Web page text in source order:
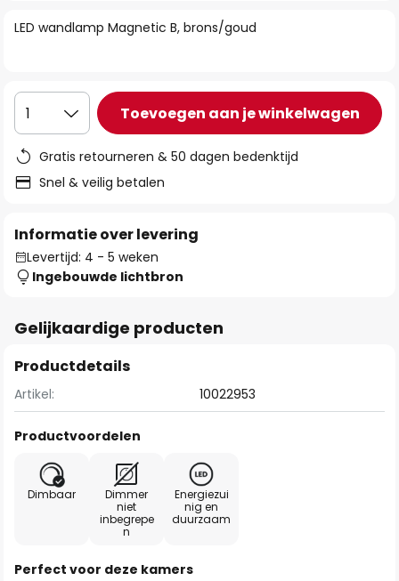
van
gallerij
LED wandlamp Magnetic B, brons/goud
1 Toevoegen aan je winkelwagen
Gratis retourneren & 50 dagen bedenktijd
Snel & veilig betalen
Informatie over levering
Levertijd: 4 - 5 weken
Ingebouwde lichtbron
Gelijkaardige producten
Productdetails
Artikel: 10022953
Productvoordelen
Dimbaar
Dimmer
niet
inbegrepe
n
Energiezui
nig en
duurzaam
Perfect voor deze kamers